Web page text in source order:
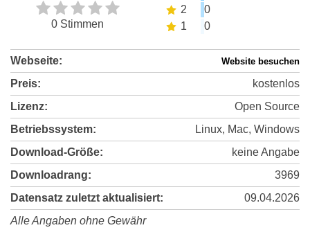
0 Stimmen
2
0
1
0
Webseite: Website besuchen
Preis:
kostenlos
Lizenz:
Open Source
Betriebssystem:
Linux, Mac, Windows
Download-Größe:
keine Angabe
Downloadrang:
3969
Datensatz zuletzt aktualisiert:
09.04.2026
Alle Angaben ohne Gewähr